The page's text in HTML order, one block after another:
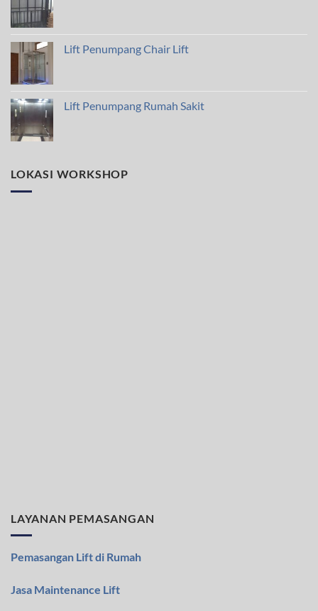
Lift Penumpang Chair Lift
Lift Penumpang Rumah Sakit
LOKASI WORKSHOP
LAYANAN PEMASANGAN
Pemasangan Lift di Rumah
Jasa Maintenance Lift